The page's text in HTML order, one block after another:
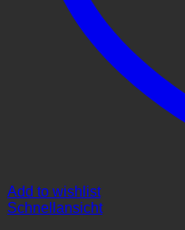
Add to wishlist
Schnellansicht